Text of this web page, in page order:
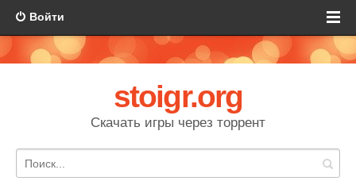
Войти
stoigr.org
Скачать игры через торрент